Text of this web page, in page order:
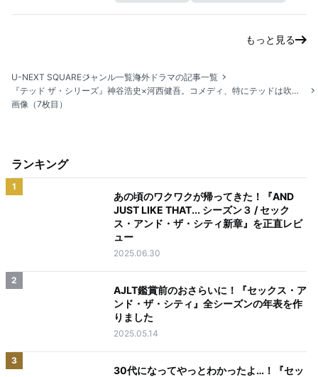
もっと見る
U-NEXT SQUAREジャンル一覧海外ドラマの記事一覧
『テッド ザ・シリーズ』神谷浩史×河西健吾。コメディ、特にテッドは吹替版をおすすめする理由
画像（7枚目）
ランキング
1
あの頃のワクワクが帰ってきた！『AND
JUST LIKE THAT... シーズン３ / セック
ス・アンド・ザ・シティ新章』を正直レビ
ュー
2025.06.30
2
AJLT鑑賞前のおさらいに！『セックス・ア
ンド・ザ・シティ』全シーズンの年表を作
りました
2025.05.14
3
30代になってやっとわかったよ…！『セッ